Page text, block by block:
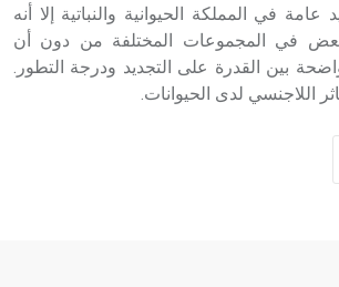
عامة في المملكة الحيوانية والنباتية إلا أنه
في المجموعات المختلفة من دون أن
بين القدرة على التجديد ودرجة التطور.
اللاجنسي لدى الحيوانات.